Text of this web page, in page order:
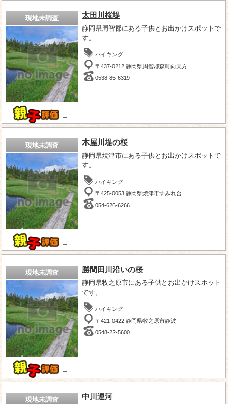
現地未調査
－
太田川桜堤
静岡県周智郡にある子供とお出かけスポットで
す。
ハイキング
〒437-0212 静岡県周智郡森町向天方
0538-85-6319
現地未調査
－
木屋川堤の桜
静岡県焼津市にある子供とお出かけスポットで
す。
ハイキング
〒425-0053 静岡県焼津市すみれ台
054-626-6266
現地未調査
－
勝間田川沿いの桜
静岡県牧之原市にある子供とお出かけスポット
です。
ハイキング
〒421-0422 静岡県牧之原市静波
0548-22-5600
現地未調査 中川運河